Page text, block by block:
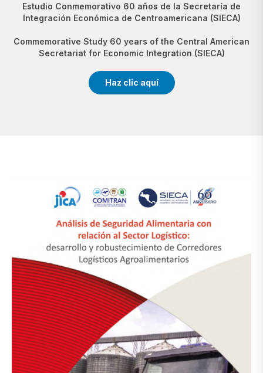
Estudio Conmemorativo 60 años de la Secretaría de
Integración Económica de Centroamericana (SIECA)
Commemorative Study 60 years of the Central American
Secretariat for Economic Integration (SIECA)
Haz clic aquí